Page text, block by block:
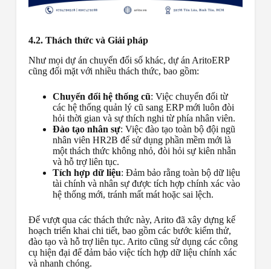
4.2. Thách thức và Giải pháp
Như mọi dự án chuyển đổi số khác, dự án AritoERP
cũng đối mặt với nhiều thách thức, bao gồm:
Chuyển đổi hệ thống cũ: Việc chuyển đổi từ
các hệ thống quản lý cũ sang ERP mới luôn đòi
hỏi thời gian và sự thích nghi từ phía nhân viên.
Đào tạo nhân sự: Việc đào tạo toàn bộ đội ngũ
nhân viên HR2B để sử dụng phần mềm mới là
một thách thức không nhỏ, đòi hỏi sự kiên nhẫn
và hỗ trợ liên tục.
Tích hợp dữ liệu: Đảm bảo rằng toàn bộ dữ liệu
tài chính và nhân sự được tích hợp chính xác vào
hệ thống mới, tránh mất mát hoặc sai lệch.
Để vượt qua các thách thức này, Arito đã xây dựng kế
hoạch triển khai chi tiết, bao gồm các bước kiểm thử,
đào tạo và hỗ trợ liên tục. Arito cũng sử dụng các công
cụ hiện đại để đảm bảo việc tích hợp dữ liệu chính xác
và nhanh chóng.